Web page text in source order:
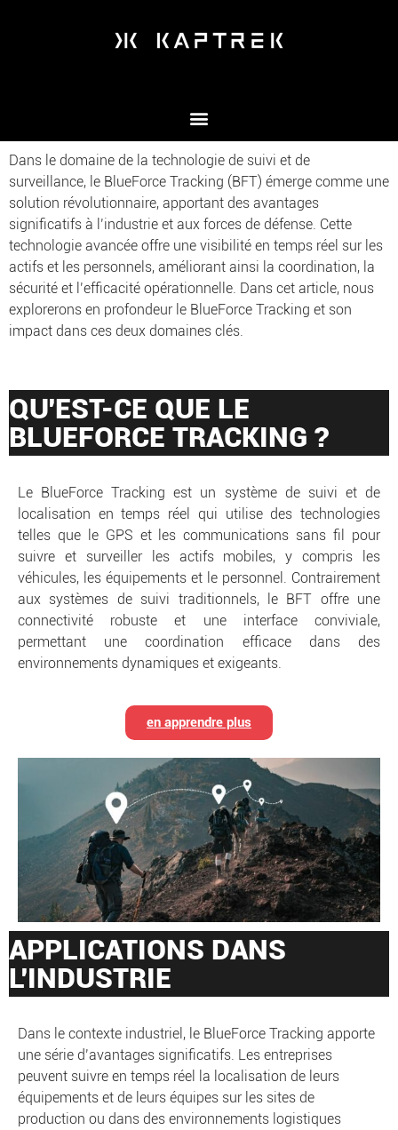
Dans le domaine de la technologie de suivi et de
surveillance, le BlueForce Tracking (BFT) émerge comme une
solution révolutionnaire, apportant des avantages
significatifs à l’industrie et aux forces de défense. Cette
technologie avancée offre une visibilité en temps réel sur les
actifs et les personnels, améliorant ainsi la coordination, la
sécurité et l’efficacité opérationnelle. Dans cet article, nous
explorerons en profondeur le BlueForce Tracking et son
impact dans ces deux domaines clés.
QU'EST-CE QUE LE
BLUEFORCE TRACKING ?
Le BlueForce Tracking est un système de suivi et de
localisation en temps réel qui utilise des technologies
telles que le GPS et les communications sans fil pour
suivre et surveiller les actifs mobiles, y compris les
véhicules, les équipements et le personnel. Contrairement
aux systèmes de suivi traditionnels, le BFT offre une
connectivité robuste et une interface conviviale,
permettant une coordination efficace dans des
environnements dynamiques et exigeants.
en apprendre plus
APPLICATIONS DANS
L'INDUSTRIE
Dans le contexte industriel, le BlueForce Tracking apporte
une série d’avantages significatifs. Les entreprises
peuvent suivre en temps réel la localisation de leurs
équipements et de leurs équipes sur les sites de
production ou dans des environnements logistiques